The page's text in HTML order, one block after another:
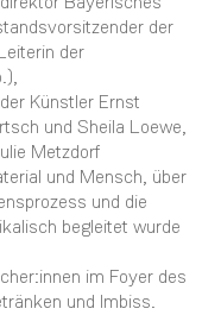
der
der
Künstler Ernst
und Sheila Loewe,
Metzdorf
und Mensch, über
und die
begleitet wurde
im Foyer des
und Imbiss.